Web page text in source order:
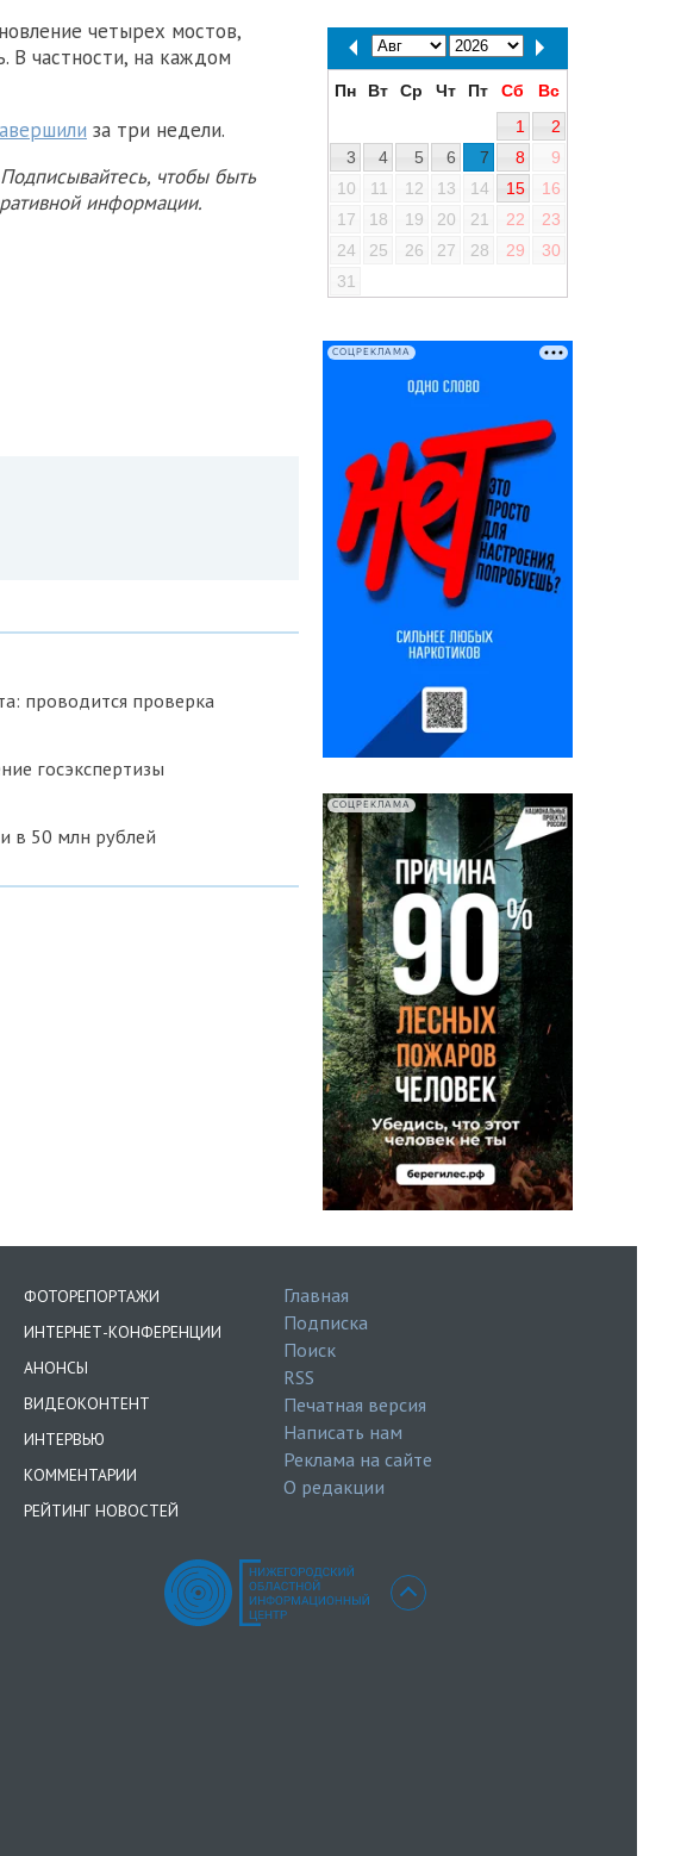
четырех мостов,
В частности, на каждом
за три недели.
чтобы быть
информации.
проводится проверка
госэкспертизы
в 50 млн рублей
Пн Вт Ср Чт Пт Сб
Вс
1
2
3
4 5 6 7 8
9
10
11 12 13 14 15
16
17
18 19 20 21 22
23
24
25 26 27 28 29
30
31
СОЦРЕКЛАМА
СОЦРЕКЛАМА
ФОТОРЕПОРТАЖИ
ИНТЕРНЕТ-КОНФЕРЕНЦИИ
АНОНСЫ
ВИДЕОКОНТЕНТ
ИНТЕРВЬЮ
КОММЕНТАРИИ
РЕЙТИНГ НОВОСТЕЙ
Главная
Подписка
Поиск
RSS
Печатная версия
Написать нам
Реклама на сайте
О редакции